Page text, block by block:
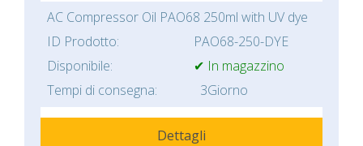
AC Compressor Oil PAO68 250ml with UV dye
ID Prodotto:
PAO68-250-DYE
Disponibile:
✔ In magazzino
Tempi di consegna:
3Giorno
Dettagli